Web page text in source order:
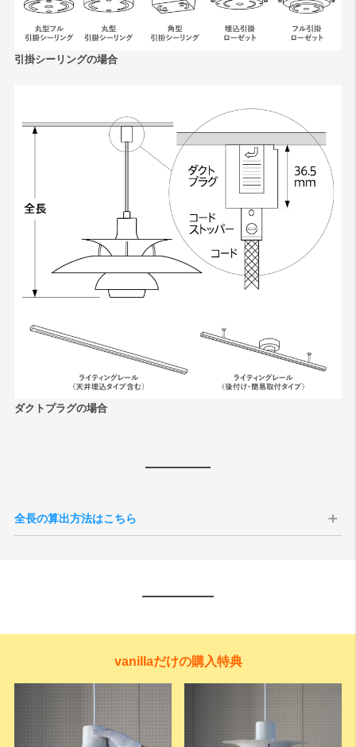
引掛シーリングの場合
ダクトプラグの場合
全長の算出方法はこちら
vanillaだけの購入特典